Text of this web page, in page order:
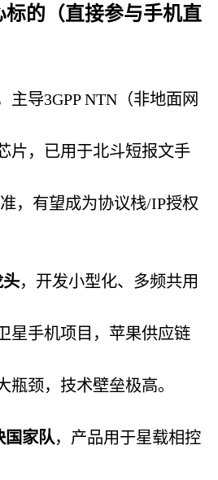
的（直接参与手机直
主导3GPP NTN（非地面网
片，已用于北斗短报文手
，有望成为协议栈/IP授权
头，开发小型化、多频共用
星手机项目，苹果供应链
瓶颈，技术壁垒极高。
国家队，产品用于星载相控